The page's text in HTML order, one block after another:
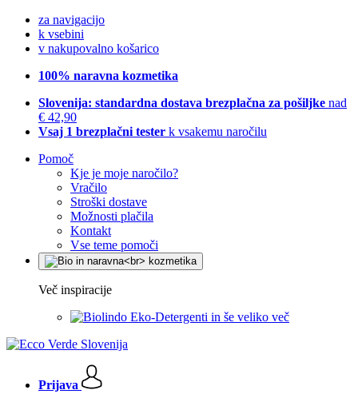
za navigacijo
k vsebini
v nakupovalno košarico
100% naravna kozmetika
Slovenija: standardna dostava brezplačna za pošiljke nad
€ 42,90
Vsaj 1 brezplačni tester k vsakemu naročilu
Pomoč
Kje je moje naročilo?
Vračilo
Stroški dostave
Možnosti plačila
Kontakt
Vse teme pomoči
Več inspiracije
Eko-Detergenti in še veliko več
Prijava